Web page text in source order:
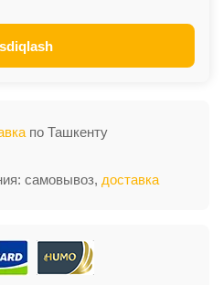
по Ташкенту
самовывоз, доставка